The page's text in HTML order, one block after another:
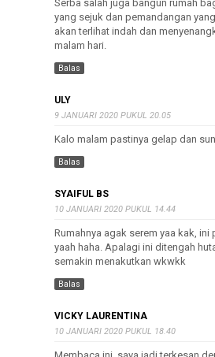
Serba salah juga bangun rumah
yang sejuk dan pemandangan
akan terlihat indah dan
malam hari.
Balas
ULY
9 JANUARI 2020 PUKUL 20.05
Kalo malam pastinya gelap dan
Balas
SYAIFUL BS
10 JANUARI 2020 PUKUL 14.44
Rumahnya agak serem yaa kak,
yaah haha. Apalagi ini ditengah
semakin menakutkan wkwkk
Balas
VICKY LAURENTINA
10 JANUARI 2020 PUKUL 18.40